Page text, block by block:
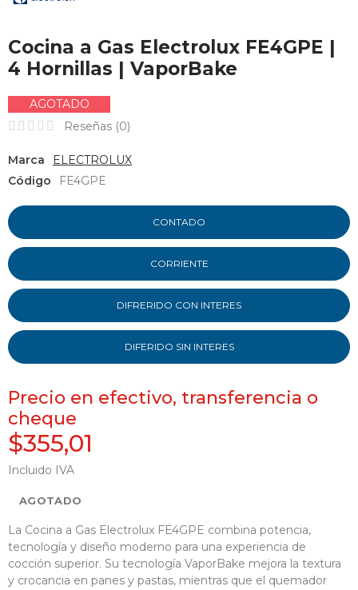
Cocina a Gas Electrolux FE4GPE |
4 Hornillas | VaporBake
AGOTADO
Reseñas (0)
Marca
ELECTROLUX
Código
FE4GPE
CONTADO
CORRIENTE
DIFRERIDO CON INTERES
DIFERIDO SIN INTERES
Precio en efectivo, transferencia o
cheque
$355,01
Incluido IVA
AGOTADO
La Cocina a Gas Electrolux FE4GPE combina potencia,
tecnología y diseño moderno para una experiencia de
cocción superior. Su tecnología VaporBake mejora la textura
y crocancia en panes y pastas, mientras que el quemador